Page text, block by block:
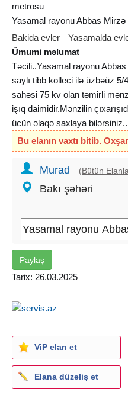
metrosu
Yasamal rayonu Abbas
Bakida evler
Yasamalda
Ümumi məlumat
Təcili..Yasamal rayonu
saylı tibb kolleci ilə üzbəüz
sahəsi 75 kv olan təmirli
işıq daimidir.Mənzilin
ücün əlaqə saxlaya bilərsiniz..
Bu elanın vaxtı bitib.
Murad (Bütün
Bakı şəhəri
Paylaş
Tarix: 26.03.2025
ViP elan et
Elana düzəliş et